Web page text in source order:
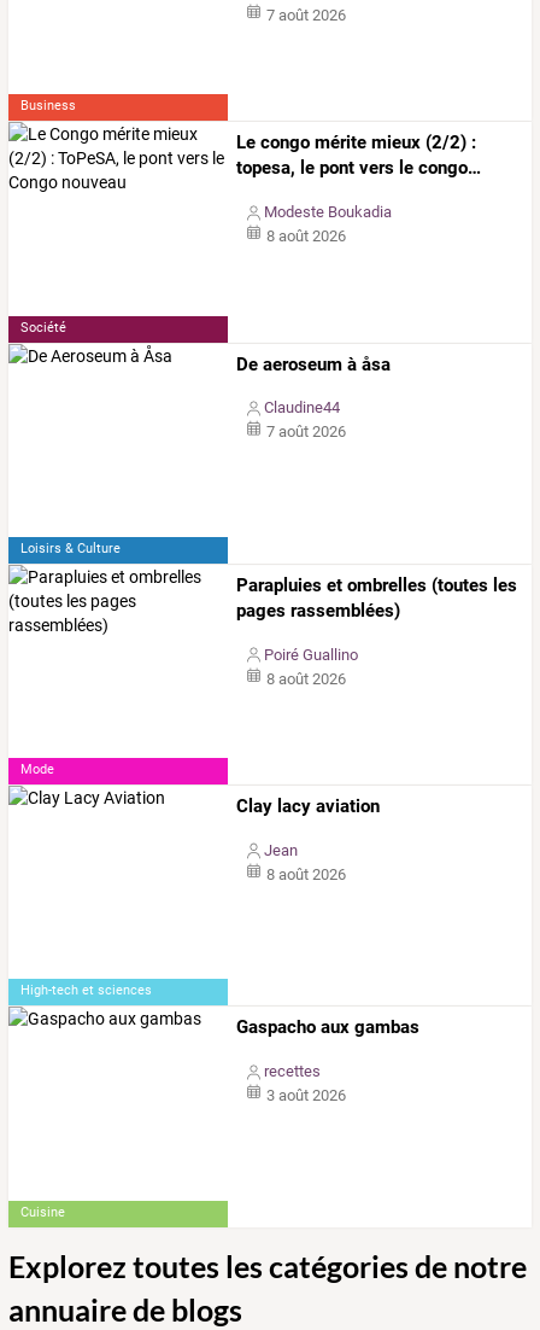
Business
7 août 2026
Société
Le congo mérite mieux (2/2) :
topesa, le pont vers le congo…
Modeste Boukadia
8 août 2026
Loisirs & Culture
De aeroseum à åsa
Claudine44
7 août 2026
Mode
Parapluies et ombrelles (toutes les
pages rassemblées)
Poiré Guallino
8 août 2026
High-tech et sciences
Clay lacy aviation
Jean
8 août 2026
Cuisine
Gaspacho aux gambas
recettes
3 août 2026
Explorez toutes les catégories de notre
annuaire de blogs